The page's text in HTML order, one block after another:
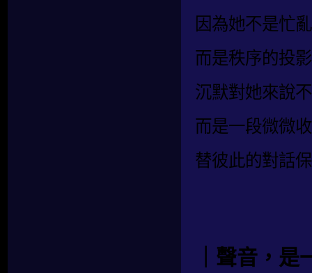
因為她不是忙
而是秩序的投
沉默對她來說
而是一段微微
替彼此的對話
｜聲音，